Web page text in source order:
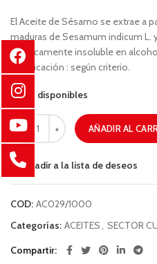
El Aceite de Sésamo se extrae a
maduras de Sesamum indicum
prácticamente insoluble en
Dosificación : según criterio.
98 disponibles
AÑADIR AL
Añadir a la lista de deseos
COD: AC029/1000
Categorías: ACEITES, SECTOR
Compartir